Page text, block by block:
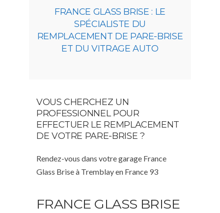
FRANCE GLASS BRISE : LE
SPÉCIALISTE DU
REMPLACEMENT DE PARE-BRISE
ET DU VITRAGE AUTO
VOUS CHERCHEZ UN
PROFESSIONNEL POUR
EFFECTUER LE REMPLACEMENT
DE VOTRE PARE-BRISE ?
Rendez-vous dans votre garage France
Glass Brise à Tremblay en France 93
FRANCE GLASS BRISE